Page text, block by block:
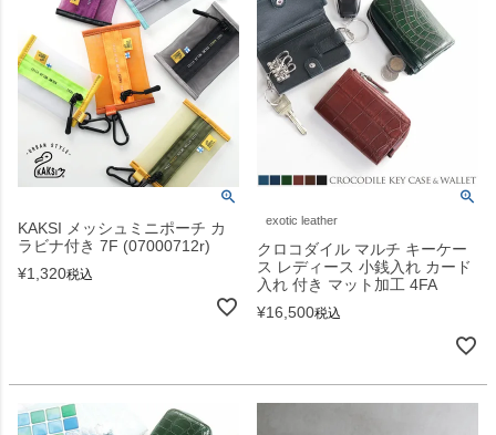
KAKSI メッシュミニポーチ カ
ラビナ付き 7F (07000712r)
¥1,320税込
exotic leather
クロコダイル マルチ キーケー
ス レディース 小銭入れ カード
入れ 付き マット加工 4FA
¥16,500税込